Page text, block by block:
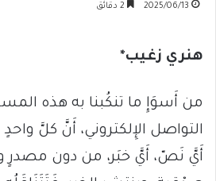
2025/06/13
هنري زغيب*
من أَسوَإِ ما تنكُبنا به هذه
التواصل الإِلكتروني، أَنَّ كلَّ
أَيَّ نَصّ، أَيَّ خبَر، من دون مصدرٍ